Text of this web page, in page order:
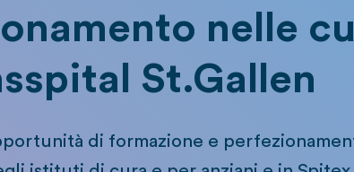
nelle
St.Gallen
di formazione e